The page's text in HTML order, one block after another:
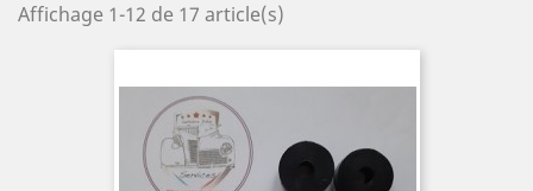
Affichage 1-12 de 17 article(s)